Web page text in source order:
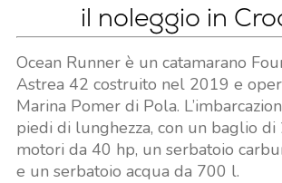
il noleggio in
Ocean Runner è un catamarano
Astrea 42 costruito nel 2019 e
Marina Pomer di Pola.
piedi di lunghezza, con un baglio di
motori da 40 hp, un serbatoio
e un serbatoio acqua da 700 l.